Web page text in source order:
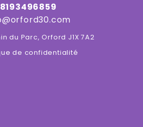
8193496859
du Parc, Orford J1X 7A2
de confidentialité